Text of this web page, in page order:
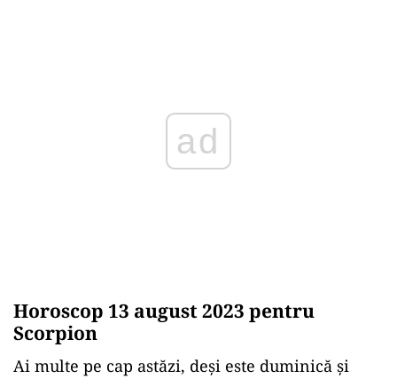
ad
Horoscop 13 august 2023 pentru
Scorpion
Ai multe pe cap astăzi, deși este duminică și